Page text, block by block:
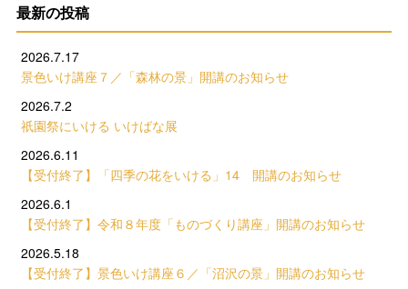
最新の投稿
2026.7.17
景色いけ講座７／「森林の景」開講のお知らせ
2026.7.2
祇園祭にいける いけばな展
2026.6.11
【受付終了】「四季の花をいける」14 開講のお知らせ
2026.6.1
【受付終了】令和８年度「ものづくり講座」開講のお知らせ
2026.5.18
【受付終了】景色いけ講座６／「沼沢の景」開講のお知らせ